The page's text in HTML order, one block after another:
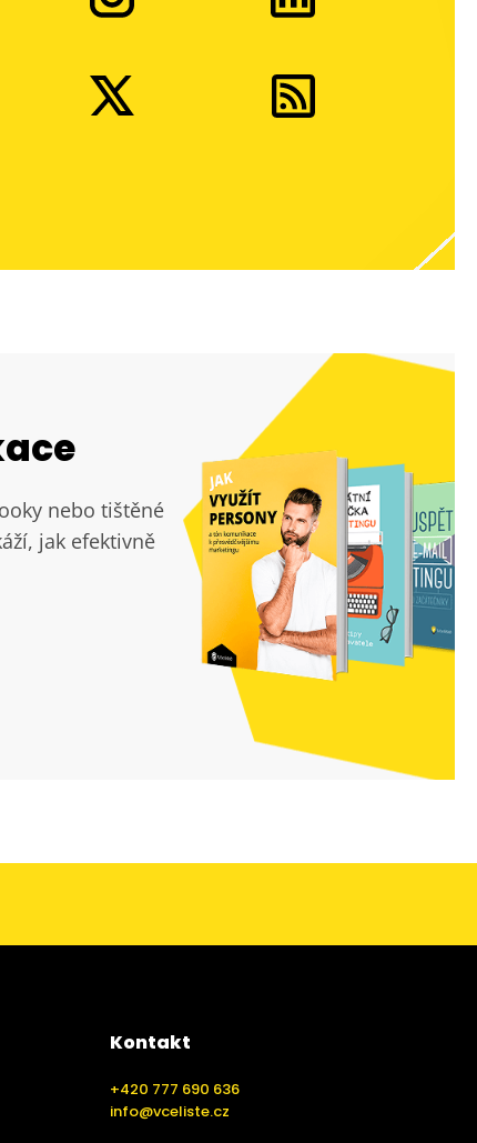
nebo tištěné
jak efektivně
Kontakt
+420 777 690 636
info@vceliste.cz